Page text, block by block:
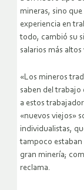
mineras, sino
experiencia en
todo, cambió su
salarios más
«Los mineros
saben del trabajo
a estos
«nuevos viejos»
individualistas,
tampoco estaban
gran minería;
reclama.